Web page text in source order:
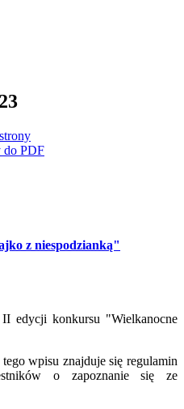
do PDF
z niespodzianką"
edycji konkursu "Wielkanocne
wpisu znajduje się regulamin
o zapoznanie się ze